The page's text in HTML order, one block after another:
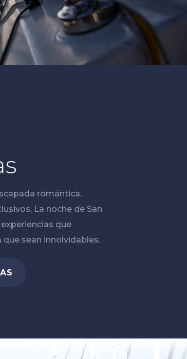
romántica,
La noche de San
que
sean innolvidables.